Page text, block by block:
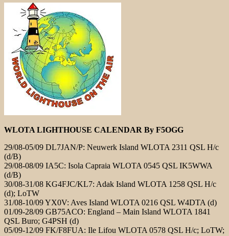
WLOTA LIGHTHOUSE CALENDAR By F5OGG
29/08-05/09 DL7JAN/P: Neuwerk Island WLOTA 2311 QSL H/c
(d/B)
29/08-08/09 IA5C: Isola Capraia WLOTA 0545 QSL IK5WWA
(d/B)
30/08-31/08 KG4FJC/KL7: Adak Island WLOTA 1258 QSL H/c
(d); LoTW
31/08-10/09 YX0V: Aves Island WLOTA 0216 QSL W4DTA (d)
01/09-28/09 GB75ACO: England – Main Island WLOTA 1841
QSL Buro; G4PSH (d)
05/09-12/09 FK/F8FUA: Ile Lifou WLOTA 0578 QSL H/c; LoTW;